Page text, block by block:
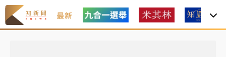
最新